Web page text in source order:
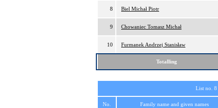
8 Biel Michał Piotr
9 Chowaniec Tomasz Michał
10 Furmanek Andrzej Stanisław
Totalling
List no.
No. Family name and given names